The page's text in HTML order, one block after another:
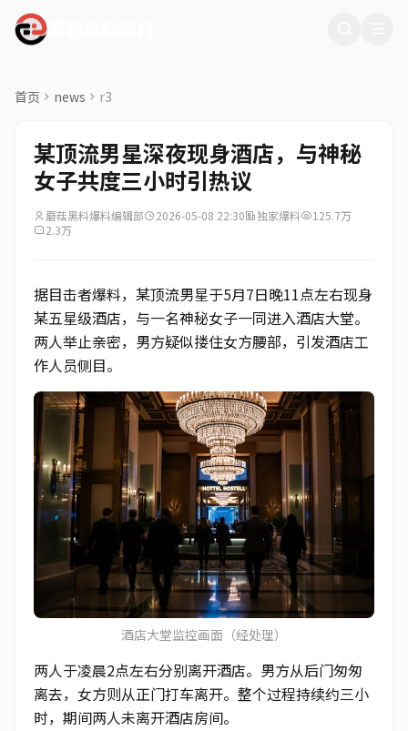
首页 news r3
某顶流男星深夜现身酒店，与神秘
女子共度三小时引热议
蘑菇黑料爆料编辑部 2026-05-08 22:30 独家爆料
125.7万
2.3万
据目击者爆料，某顶流男星于5月7日晚11点左右现身
某五星级酒店，与一名神秘女子一同进入酒店大堂。
两人举止亲密，男方疑似搂住女方腰部，引发酒店工
作人员侧目。
酒店大堂监控画面（经处理）
两人于凌晨2点左右分别离开酒店。男方从后门匆匆
离去，女方则从正门打车离开。整个过程持续约三小
时，期间两人未离开酒店房间。